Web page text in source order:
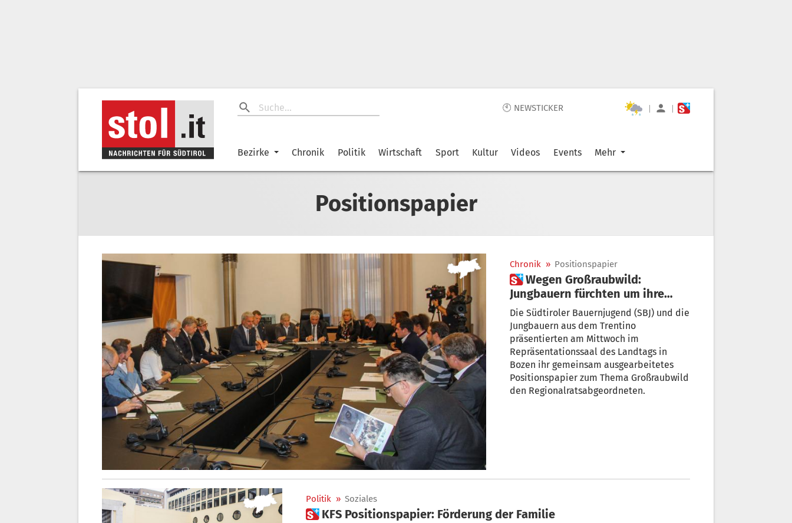
🕙 NEWSTICKER | |
Bezirke Chronik Politik Wirtschaft Sport Kultur Videos Events Mehr
Positionspapier
Chronik » Positionspapier
 Wegen Großraubwild:
Jungbauern fürchten um ihre
Zukunft
Die Südtiroler Bauernjugend (SBJ) und die
Jungbauern aus dem Trentino
präsentierten am Mittwoch im
Repräsentationssaal des Landtags in
Bozen ihr gemeinsam ausgearbeitetes
Positionspapier zum Thema Großraubwild
den Regionalratsabgeordneten.
Politik » Soziales
 KFS Positionspapier: Förderung der Familie